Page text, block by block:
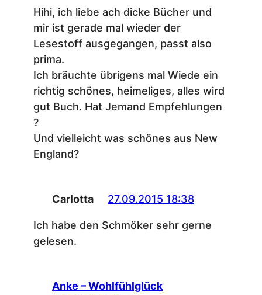
Hihi, ich liebe ach dicke Bücher und
mir ist gerade mal wieder der
Lesestoff ausgegangen, passt also
prima.
Ich bräuchte übrigens mal Wiede ein
richtig schönes, heimeliges, alles wird
gut Buch. Hat Jemand Empfehlungen
?
Und vielleicht was schönes aus New
England?
Carlotta 27.09.2015 18:38
Ich habe den Schmöker sehr gerne
gelesen.
Anke – Wohlfühlglück